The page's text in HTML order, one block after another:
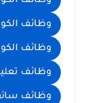
وظائف
وظائف
وظائف
وظائف